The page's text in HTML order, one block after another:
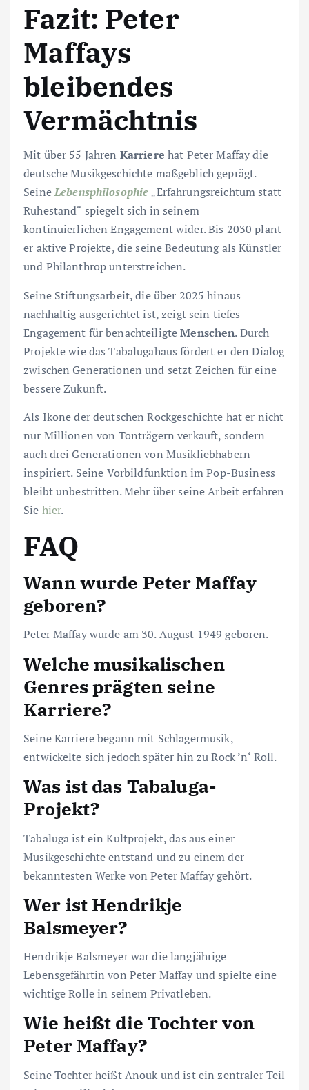
Fazit: Peter
Maffays
bleibendes
Vermächtnis
Mit über 55 Jahren Karriere hat Peter Maffay die
deutsche Musikgeschichte maßgeblich geprägt.
SeineLebensphilosophie„Erfahrungsreichtum statt
Ruhestand“ spiegelt sich in seinem
kontinuierlichen Engagement wider. Bis 2030 plant
er aktive Projekte, die seine Bedeutung als Künstler
und Philanthrop unterstreichen.
Seine Stiftungsarbeit, die über 2025 hinaus
nachhaltig ausgerichtet ist, zeigt sein tiefes
Engagement für benachteiligteMenschen. Durch
Projekte wie das Tabalugahaus fördert er den Dialog
zwischen Generationen und setzt Zeichen für eine
bessere Zukunft.
Als Ikone der deutschen Rockgeschichte hat er nicht
nur Millionen von Tonträgern verkauft, sondern
auch drei Generationen von Musikliebhabern
inspiriert. Seine Vorbildfunktion im Pop-Business
bleibt unbestritten. Mehr über seine Arbeit erfahren
Sie hier.
FAQ
Wann wurde Peter Maffay
geboren?
Peter Maffay wurde am 30. August 1949 geboren.
Welche musikalischen
Genres prägten seine
Karriere?
Seine Karriere begann mit Schlagermusik,
entwickelte sich jedoch später hin zu Rock ’n‘ Roll.
Was ist das Tabaluga-
Projekt?
Tabaluga ist ein Kultprojekt, das aus einer
Musikgeschichte entstand und zu einem der
bekanntesten Werke von Peter Maffay gehört.
Wer ist Hendrikje
Balsmeyer?
Hendrikje Balsmeyer war die langjährige
Lebensgefährtin von Peter Maffay und spielte eine
wichtige Rolle in seinem Privatleben.
Wie heißt die Tochter von
Peter Maffay?
Seine Tochter heißt Anouk und ist ein zentraler Teil